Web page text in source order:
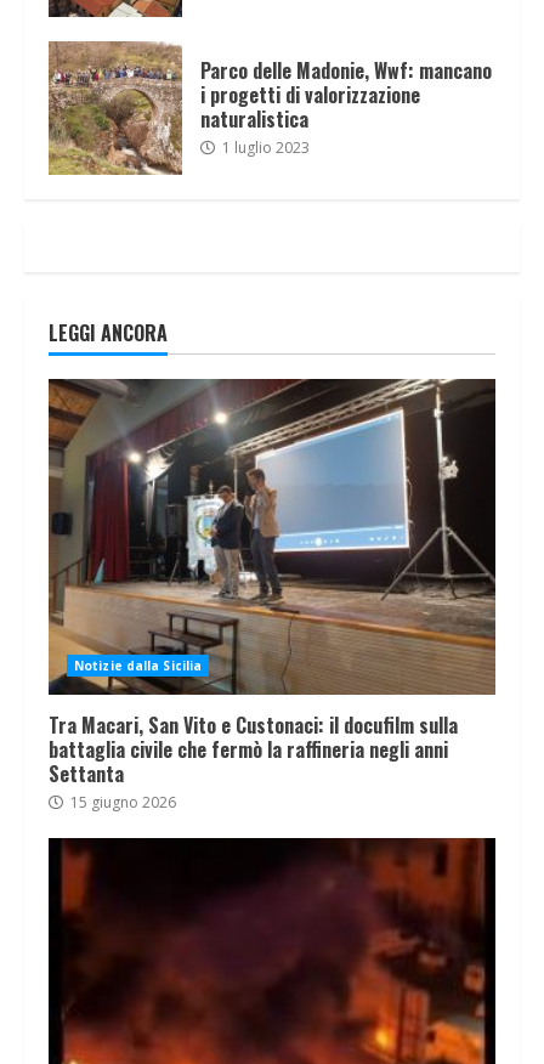
Parco delle Madonie, Wwf: mancano
i progetti di valorizzazione
naturalistica
1 luglio 2023
LEGGI ANCORA
Notizie dalla Sicilia
Tra Macari, San Vito e Custonaci: il docufilm sulla
battaglia civile che fermò la raffineria negli anni
Settanta
15 giugno 2026